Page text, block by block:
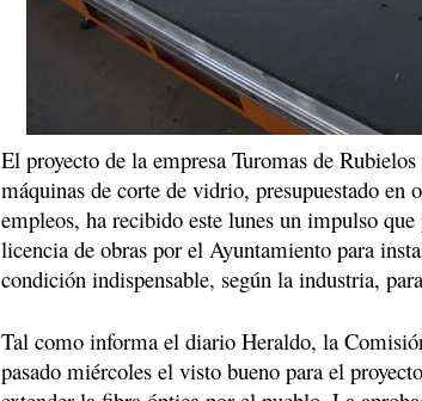
El proyecto de la empresa Turomas de
máquinas de corte de vidrio, presupuestado en
empleos, ha recibido este lunes un impulso
licencia de obras por el Ayuntamiento para
condición indispensable, según la industria,
Tal como informa el diario Heraldo, la
pasado miércoles el visto bueno para el